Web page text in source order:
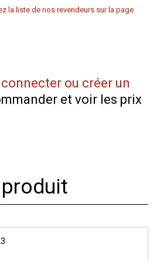
la liste de nos revendeurs sur la page
ou créer un
et voir les prix